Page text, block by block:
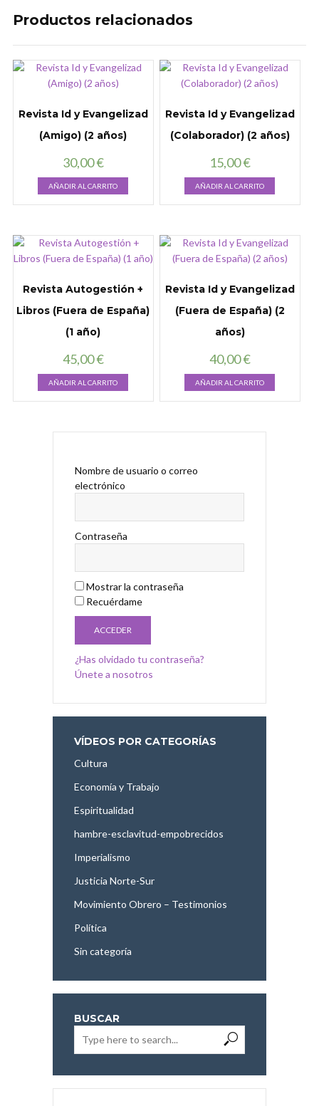
Productos relacionados
Revista Id y Evangelizad
(Amigo) (2 años)
30,00€
AÑADIR AL CARRITO
Revista Id y Evangelizad
(Colaborador) (2 años)
15,00€
AÑADIR AL CARRITO
Revista Autogestión +
Libros (Fuera de España)
(1 año)
45,00€
AÑADIR AL CARRITO
Revista Id y Evangelizad
(Fuera de España) (2
años)
40,00€
AÑADIR AL CARRITO
Nombre de usuario o correo
electrónico
Contraseña
Mostrar la contraseña
Recuérdame
¿Has olvidado tu contraseña?
Únete a nosotros
VÍDEOS POR CATEGORÍAS
Cultura
Economía y Trabajo
Espiritualidad
hambre-esclavitud-empobrecidos
Imperialismo
Justicia Norte-Sur
Movimiento Obrero – Testimonios
Política
Sin categoría
BUSCAR